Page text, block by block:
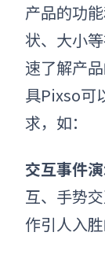
产品的功
状、大小
速了解产
具Pixso可
求，如：
交互事件演
互、手势
作引人入胜